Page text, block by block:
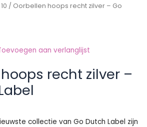
/ Oorbellen hoops recht zilver – Go
aan verlanglijst
recht zilver –
collectie van Go Dutch Label zijn